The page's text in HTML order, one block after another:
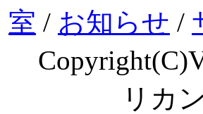
室 / お知らせ /
リカ